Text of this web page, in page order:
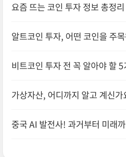
요즘 뜨는 코인 투자 정보 총정
알트코인 투자, 어떤 코인을 주
비트코인 투자 전 꼭 알아야 할
가상자산, 어디까지 알고 계신
중국 AI 발전사! 과거부터 미래